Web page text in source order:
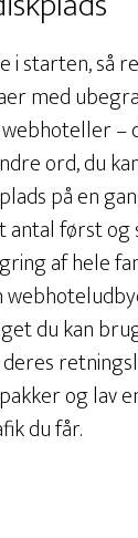
i starten, så
med
–
ord, du
på en
antal først
af hele
du kan
og lav
du får.